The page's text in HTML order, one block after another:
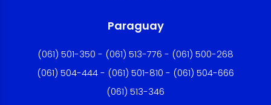
Paraguay
(061) 501-350 - (061) 513-776 - (061) 500-268
(061) 504-444 - (061) 501-810 - (061) 504-666
(061) 513-346